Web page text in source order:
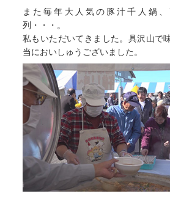
また毎年大人気の豚汁千人鍋
列・・・。
私もいただいてきました。具沢山で
当においしゅうございました。